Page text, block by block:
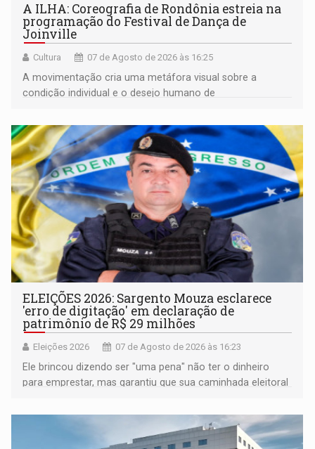
A ILHA: Coreografia de Rondônia estreia na
programação do Festival de Dança de
Joinville
Cultura 07 de Agosto de 2026 às 16:25
A movimentação cria uma metáfora visual sobre a
condição individual e o desejo humano de
ELEIÇÕES 2026: Sargento Mouza esclarece
'erro de digitação' em declaração de
patrimônio de R$ 29 milhões
Eleições 2026 07 de Agosto de 2026 às 16:23
Ele brincou dizendo ser "uma pena" não ter o dinheiro
para emprestar, mas garantiu que sua caminhada eleitoral